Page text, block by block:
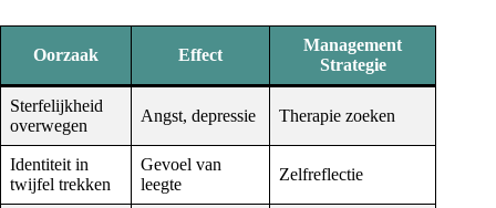
Oorzaak Effect
Management
Strategie
Sterfelijkheid
overwegen
Angst, depressie Therapie zoeken
Identiteit in
twijfel trekken
Gevoel van
leegte
Zelfreflectie